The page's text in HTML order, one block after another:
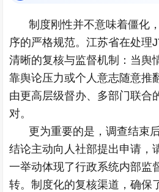
制度刚性并不意味着僵化
序的严格规范。江苏省在处理
清晰的复核与监督机制：当舆
靠舆论压力或个人意志随意推
由更高层级督办、多部门联合
对。
更为重要的是，调查结束
结论主动向人社部提出申请，
一举动体现了行政系统内部监
转。制度化的复核渠道，确保